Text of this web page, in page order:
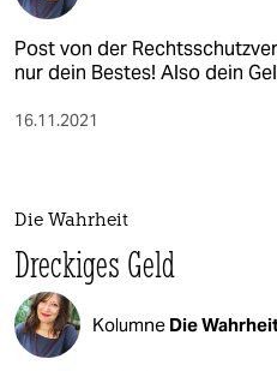
kultur
sport
wahrheit
verlag
verlag
Post von der
nur dein Bestes! Also dein
16.11.2021
Die Wahrheit
Dreckiges Geld
Kolumne Die